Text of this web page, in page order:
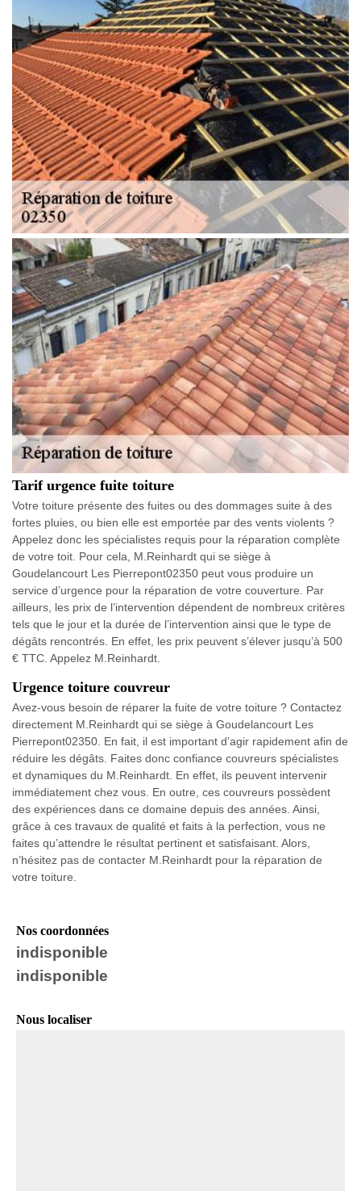
Tarif urgence fuite toiture
Votre toiture présente des fuites ou des dommages suite à des
fortes pluies, ou bien elle est emportée par des vents violents ?
Appelez donc les spécialistes requis pour la réparation complète
de votre toit. Pour cela, M.Reinhardt qui se siège à
Goudelancourt Les Pierrepont02350 peut vous produire un
service d’urgence pour la réparation de votre couverture. Par
ailleurs, les prix de l’intervention dépendent de nombreux critères
tels que le jour et la durée de l’intervention ainsi que le type de
dégâts rencontrés. En effet, les prix peuvent s’élever jusqu’à 500
€ TTC. Appelez M.Reinhardt.
Urgence toiture couvreur
Avez-vous besoin de réparer la fuite de votre toiture ? Contactez
directement M.Reinhardt qui se siège à Goudelancourt Les
Pierrepont02350. En fait, il est important d’agir rapidement afin de
réduire les dégâts. Faites donc confiance couvreurs spécialistes
et dynamiques du M.Reinhardt. En effet, ils peuvent intervenir
immédiatement chez vous. En outre, ces couvreurs possèdent
des expériences dans ce domaine depuis des années. Ainsi,
grâce à ces travaux de qualité et faits à la perfection, vous ne
faites qu’attendre le résultat pertinent et satisfaisant. Alors,
n’hésitez pas de contacter M.Reinhardt pour la réparation de
votre toiture.
Nos coordonnées
indisponible
indisponible
Nous localiser